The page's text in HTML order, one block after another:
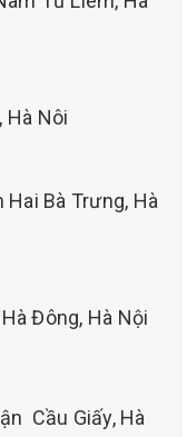
Hà Nôi
Bà Trưng, Hà
Đông, Hà Nội
Cầu Giấy, Hà